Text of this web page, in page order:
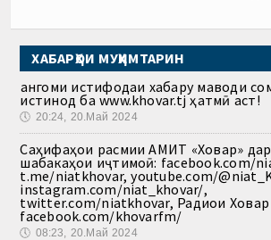
ХАБАРҲОИ МУҲИМТАРИН
Ҳангоми истифодаи хабару маводи
истинод ба www.khovar.tj ҳатмӣ аст!
🕔 20:24, 20.Май 2024
Саҳифаҳои расмии АМИТ «Ховар» дар
шабакаҳои иҷтимоӣ: facebook.com/
t.me/niatkhovar, youtube.com/
instagram.com/niat_khovar/,
twitter.com/niatkhovar, Радиои Ховар
facebook.com/khovarfm/
🕔 08:23, 20.Май 2024